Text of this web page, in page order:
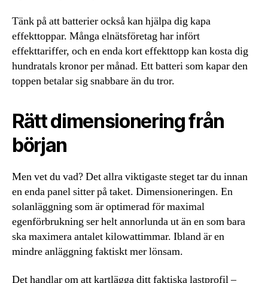
Tänk på att batterier också kan hjälpa dig kapa
effekttoppar. Många elnätsföretag har infört
effekttariffer, och en enda kort effekttopp kan kosta dig
hundratals kronor per månad. Ett batteri som kapar den
toppen betalar sig snabbare än du tror.
Rätt dimensionering från
början
Men vet du vad? Det allra viktigaste steget tar du innan
en enda panel sitter på taket. Dimensioneringen. En
solanläggning som är optimerad för maximal
egenförbrukning ser helt annorlunda ut än en som bara
ska maximera antalet kilowattimmar. Ibland är en
mindre anläggning faktiskt mer lönsam.
Det handlar om att kartlägga ditt faktiska lastprofil –